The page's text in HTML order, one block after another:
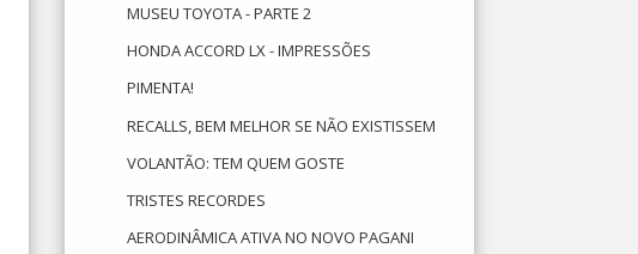
MUSEU TOYOTA - PARTE 2
HONDA ACCORD LX - IMPRESSÕES
PIMENTA!
RECALLS, BEM MELHOR SE NÃO EXISTISSEM
VOLANTÃO: TEM QUEM GOSTE
TRISTES RECORDES
AERODINÂMICA ATIVA NO NOVO PAGANI